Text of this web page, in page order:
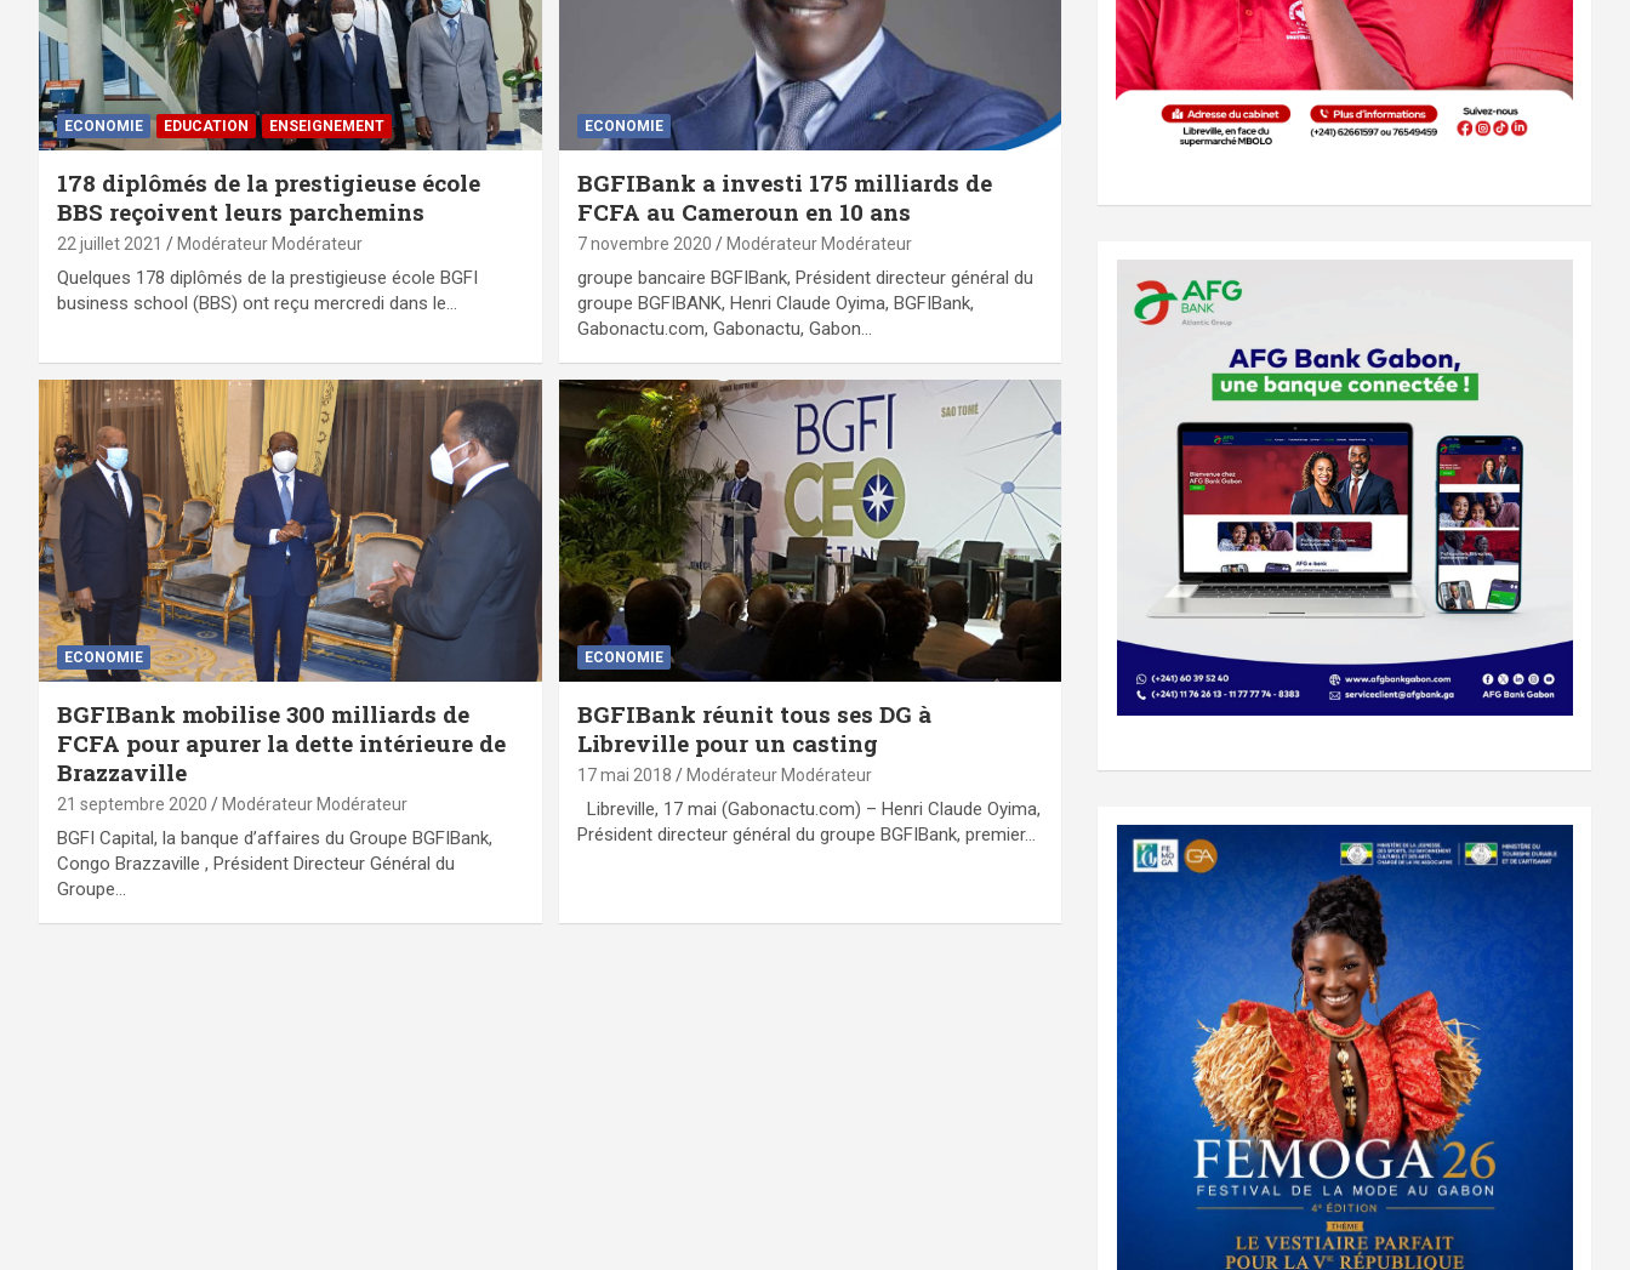
ECONOMIE EDUCATION ENSEIGNEMENT
178 diplômés de la prestigieuse école
BBS reçoivent leurs parchemins
22 juillet 2021 Modérateur Modérateur
Quelques 178 diplômés de la prestigieuse école BGFI
business school (BBS) ont reçu mercredi dans le…
ECONOMIE
BGFIBank a investi 175 milliards de
FCFA au Cameroun en 10 ans
7 novembre 2020 Modérateur Modérateur
groupe bancaire BGFIBank, Président directeur général du
groupe BGFIBANK, Henri Claude Oyima, BGFIBank,
Gabonactu.com, Gabonactu, Gabon…
ECONOMIE
BGFIBank mobilise 300 milliards de
FCFA pour apurer la dette intérieure de
Brazzaville
21 septembre 2020 Modérateur Modérateur
BGFI Capital, la banque d’affaires du Groupe BGFIBank,
Congo Brazzaville , Président Directeur Général du
Groupe…
ECONOMIE
BGFIBank réunit tous ses DG à
Libreville pour un casting
17 mai 2018 Modérateur Modérateur
Libreville, 17 mai (Gabonactu.com) – Henri Claude Oyima,
Président directeur général du groupe BGFIBank, premier…